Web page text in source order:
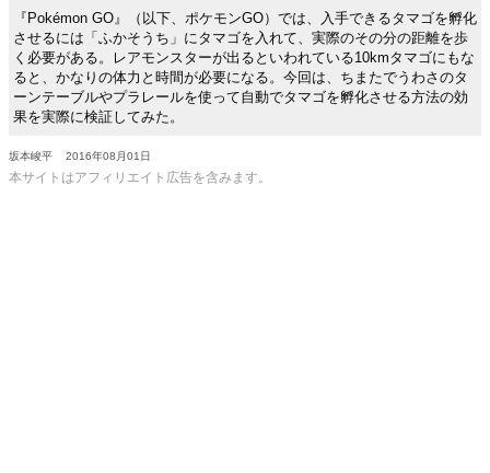
『Pokémon GO』（以下、ポケモンGO）では、入手できるタマゴを孵化
させるには「ふかそうち」にタマゴを入れて、実際のその分の距離を歩
く必要がある。レアモンスターが出るといわれている10kmタマゴにもな
ると、かなりの体力と時間が必要になる。今回は、ちまたでうわさのタ
ーンテーブルやプラレールを使って自動でタマゴを孵化させる方法の効
果を実際に検証してみた。
坂本峻平 2016年08月01日
本サイトはアフィリエイト広告を含みます。